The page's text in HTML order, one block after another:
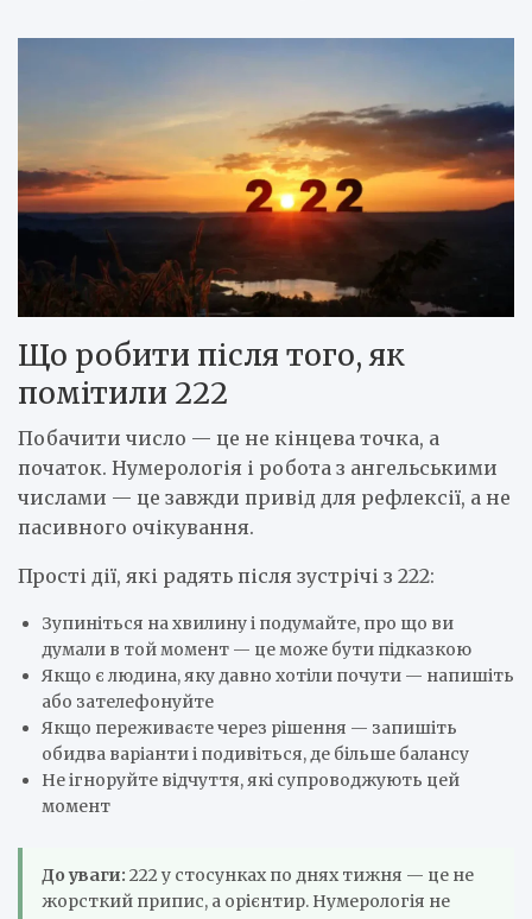
Що робити після того, як
помітили 222
Побачити число — це не кінцева точка, а
початок. Нумерологія і робота з ангельськими
числами — це завжди привід для рефлексії, а не
пасивного очікування.
Прості дії, які радять після зустрічі з 222:
Зупиніться на хвилину і подумайте, про що ви
думали в той момент — це може бути підказкою
Якщо є людина, яку давно хотіли почути — напишіть
або зателефонуйте
Якщо переживаєте через рішення — запишіть
обидва варіанти і подивіться, де більше балансу
Не ігноруйте відчуття, які супроводжують цей
момент
До уваги: 222 у стосунках по днях тижня — це не
жорсткий припис, а орієнтир. Нумерологія не